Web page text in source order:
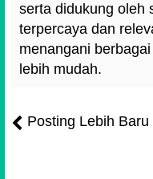
serta didukung oleh
terpercaya dan
menangani
lebih mudah.
Posting Lebih Baru